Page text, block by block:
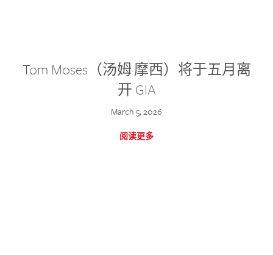
Tom Moses（汤姆·摩西）将于五月离
开 GIA
March 5, 2026
阅读更多